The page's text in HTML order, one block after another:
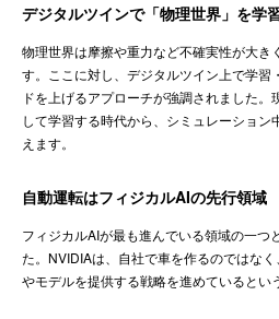
デジタルツインで「物理世界」を学
物理世界は摩擦や重力など不確実性が大き
す。ここに対し、デジタルツイン上で学習
ドを上げるアプローチが強調されました
して学習する時代から、シミュレーション
えます。
自動運転はフィジカルAIの先行領域
フィジカルAIが最も進んでいる領域の一つ
た。NVIDIAは、自社で車を作るのではな
やモデルを提供する戦略を進めているとい